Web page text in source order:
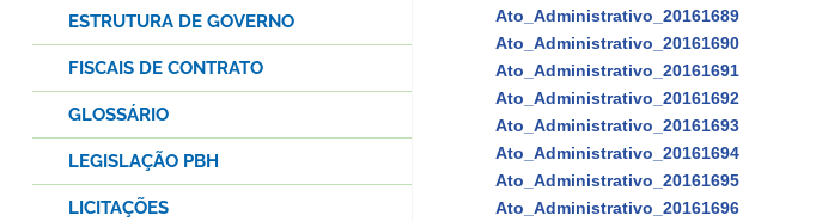
Ato_Administrativo_20161689
Ato_Administrativo_20161690
Ato_Administrativo_20161691
Ato_Administrativo_20161692
Ato_Administrativo_20161693
Ato_Administrativo_20161694
Ato_Administrativo_20161695
Ato_Administrativo_20161696
ESTRUTURA DE GOVERNO
FISCAIS DE CONTRATO
GLOSSÁRIO
LEGISLAÇÃO PBH
LICITAÇÕES